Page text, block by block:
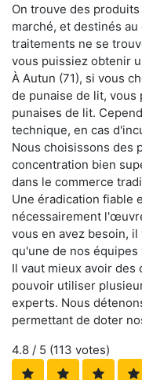
On trouve des
marché, et destinés
traitements ne se
vous puissiez obtenir
À Autun (71), si vous
de punaise de lit, vous
punaises de lit.
technique, en cas
Nous choisissons des
concentration bien
dans le commerce
Une éradication fiable
nécessairement
vous en avez besoin,
qu'une de nos
Il vaut mieux avoir
pouvoir utiliser
experts. Nous
permettant de doter
4.8 / 5 (113 votes)